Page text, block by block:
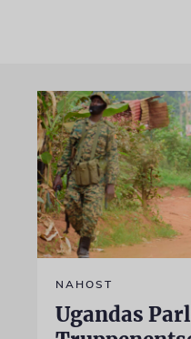
NAHOST
Ugandas